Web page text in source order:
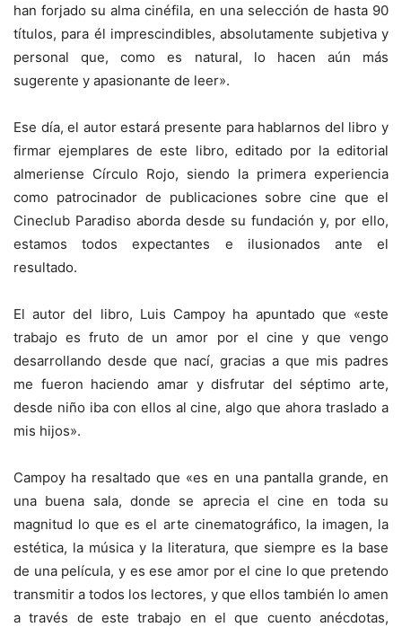
han forjado su alma cinéfila, en una selección de hasta 90
títulos, para él imprescindibles, absolutamente subjetiva y
personal que, como es natural, lo hacen aún más
sugerente y apasionante de leer».
Ese día, el autor estará presente para hablarnos del libro y
firmar ejemplares de este libro, editado por la editorial
almeriense Círculo Rojo, siendo la primera experiencia
como patrocinador de publicaciones sobre cine que el
Cineclub Paradiso aborda desde su fundación y, por ello,
estamos todos expectantes e ilusionados ante el
resultado.
El autor del libro, Luis Campoy ha apuntado que «este
trabajo es fruto de un amor por el cine y que vengo
desarrollando desde que nací, gracias a que mis padres
me fueron haciendo amar y disfrutar del séptimo arte,
desde niño iba con ellos al cine, algo que ahora traslado a
mis hijos».
Campoy ha resaltado que «es en una pantalla grande, en
una buena sala, donde se aprecia el cine en toda su
magnitud lo que es el arte cinematográfico, la imagen, la
estética, la música y la literatura, que siempre es la base
de una película, y es ese amor por el cine lo que pretendo
transmitir a todos los lectores, y que ellos también lo amen
a través de este trabajo en el que cuento anécdotas,